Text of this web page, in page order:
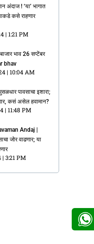
अंदाज ! ‘या’ भागात
कसे राहणार
1:21 PM
भाव 26 सप्टेंबर
bhav
10:04 AM
पावसाचा इशारा;
कसं असेल हवामान?
11:48 PM
Andaj |
जोर वाढणार; या
3:21 PM